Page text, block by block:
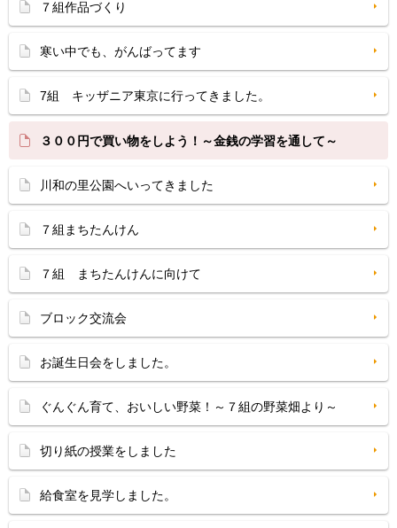
７組作品づくり
寒い中でも、がんばってます
7組 キッザニア東京に行ってきました。
３００円で買い物をしよう！～金銭の学習を通して～
川和の里公園へいってきました
７組まちたんけん
７組 まちたんけんに向けて
ブロック交流会
お誕生日会をしました。
ぐんぐん育て、おいしい野菜！～７組の野菜畑より～
切り紙の授業をしました
給食室を見学しました。